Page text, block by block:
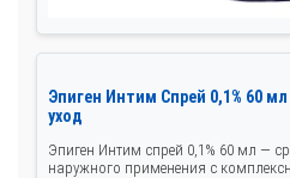
Эпиген Интим Спрей 0,1% 60
уход
Эпиген Интим спрей 0,1% 60 мл —
наружного применения с